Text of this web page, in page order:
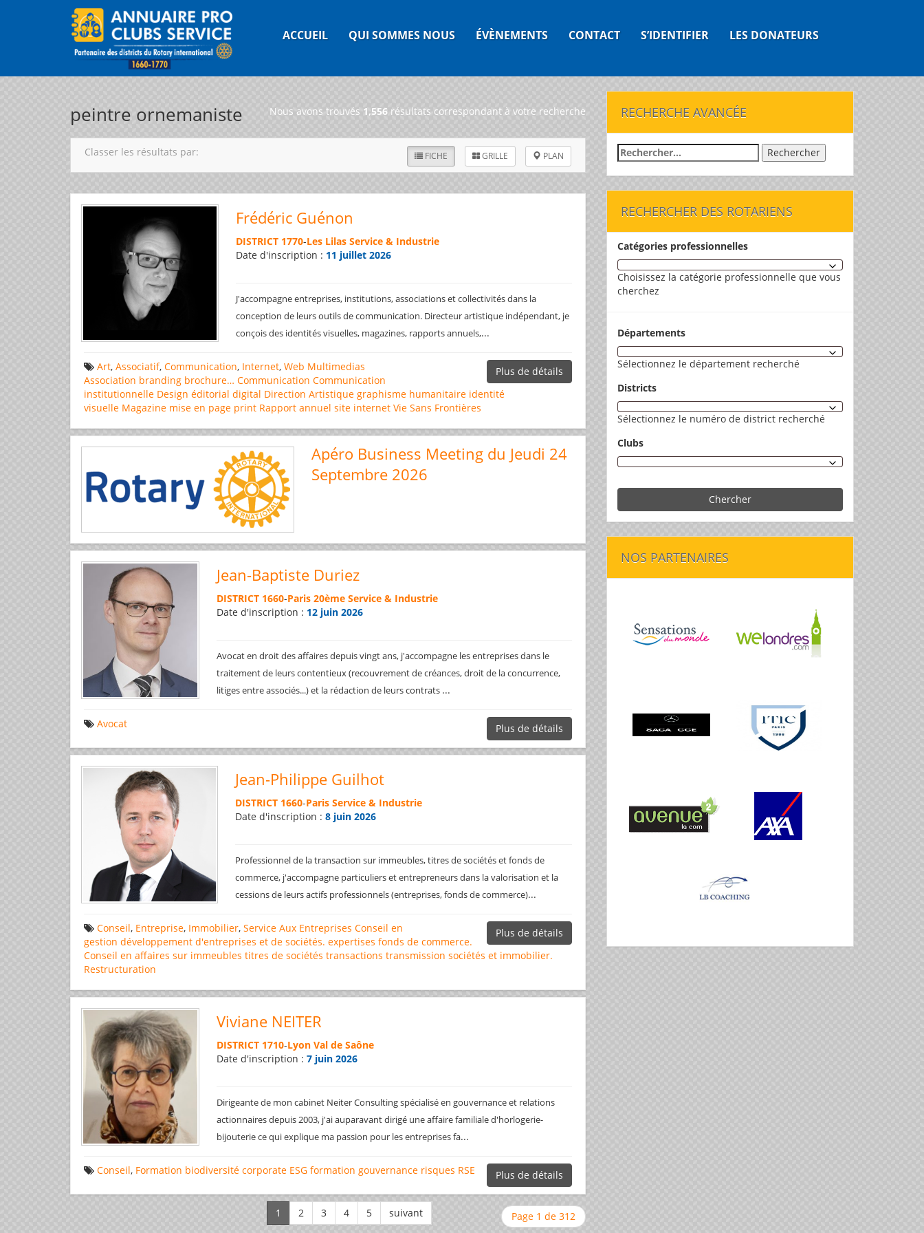
ACCUEIL QUI SOMMES NOUS ÉVÈNEMENTS CONTACT S’IDENTIFIER LES DONATEURS
peintre ornemaniste Nous avons trouvés 1,556 résultats correspondant à votre recherche
FICHE GRILLE PLAN
Classer les résultats par:
Frédéric Guénon
DISTRICT 1770-Les Lilas Service & Industrie
Date d'inscription : 11 juillet 2026
J'accompagne entreprises, institutions, associations et collectivités dans la
conception de leurs outils de communication. Directeur artistique indépendant, je
conçois des identités visuelles, magazines, rapports annuels,...
Plus de détails
Art, Associatif, Communication, Internet, Web Multimedias
Association branding brochure… Communication Communication
institutionnelle Design éditorial digital Direction Artistique graphisme humanitaire identité
visuelle Magazine mise en page print Rapport annuel site internet Vie Sans Frontières
Apéro Business Meeting du Jeudi 24
Septembre 2026
Jean-Baptiste Duriez
DISTRICT 1660-Paris 20ème Service & Industrie
Date d'inscription : 12 juin 2026
Avocat en droit des affaires depuis vingt ans, j'accompagne les entreprises dans le
traitement de leurs contentieux (recouvrement de créances, droit de la concurrence,
litiges entre associés...) et la rédaction de leurs contrats ...
Plus de détails
Avocat
Jean-Philippe Guilhot
DISTRICT 1660-Paris Service & Industrie
Date d'inscription : 8 juin 2026
Professionnel de la transaction sur immeubles, titres de sociétés et fonds de
commerce, j'accompagne particuliers et entrepreneurs dans la valorisation et la
cessions de leurs actifs professionnels (entreprises, fonds de commerce)...
Plus de détails
Conseil, Entreprise, Immobilier, Service Aux Entreprises Conseil en
gestion développement d'entreprises et de sociétés. expertises fonds de commerce.
Conseil en affaires sur immeubles titres de sociétés transactions transmission sociétés et immobilier.
Restructuration
Viviane NEITER
DISTRICT 1710-Lyon Val de Saône
Date d'inscription :7 juin 2026
Dirigeante de mon cabinet Neiter Consulting spécialisé en gouvernance et relations
actionnaires depuis 2003, j'ai auparavant dirigé une affaire familiale d'horlogerie-
bijouterie ce qui explique ma passion pour les entreprises fa...
Plus de détails
Conseil, Formation biodiversité corporate ESG formation gouvernance risques RSE
Page 1 de 312
RECHERCHE AVANCÉE
Rechercher :
RECHERCHER DES ROTARIENS
Catégories professionnelles
Choisissez la catégorie professionnelle que vous
cherchez
Départements
Sélectionnez le département recherché
Districts
Sélectionnez le numéro de district recherché
Clubs
Chercher
NOS PARTENAIRES